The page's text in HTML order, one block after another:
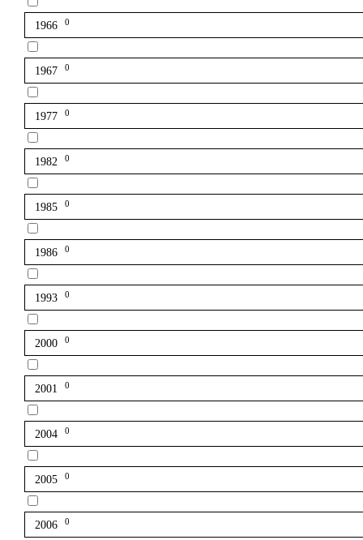
1966 0
1967 0
1977 0
1982 0
1985 0
1986 0
1993 0
2000 0
2001 0
2004 0
2005 0
2006 0